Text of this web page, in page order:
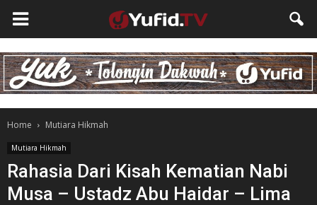
Home Mutiara Hikmah
Mutiara Hikmah
Rahasia Dari Kisah Kematian Nabi
Musa – Ustadz Abu Haidar – Lima